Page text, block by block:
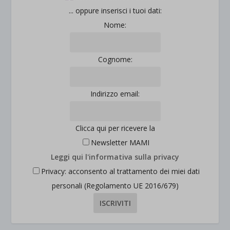
... oppure inserisci i tuoi dati:
Nome:
Cognome:
Indirizzo email:
Clicca qui per ricevere la
Newsletter MAMI
Leggi qui l'informativa sulla privacy
Privacy: acconsento al trattamento dei miei dati
personali (Regolamento UE 2016/679)
Mostra dettagli